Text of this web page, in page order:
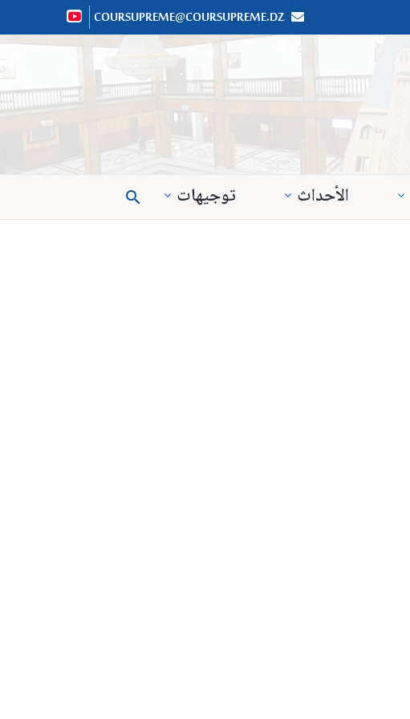


COURSUPREME@COURSUPREME.DZ
الأحداث توجيهات 